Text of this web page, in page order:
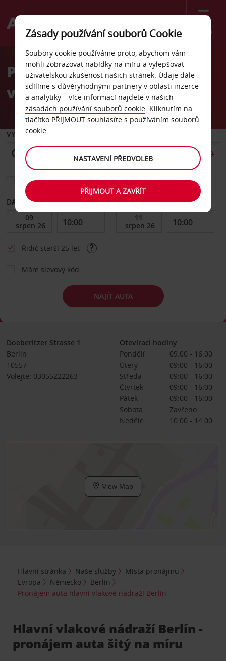
Menu
Welcome
AvisPronájem auta hlavní
vlakové nádraží Berlín
VYZVEDNOUT Z
Vyberte si jiné místo vrácení
DATUM OD DATUM DO
Řidič starší 25 let
Mám slevový kód
NAJÍT AUTA
Doeberitzer Strasse 1
Berlin
10557
Volejte: 03055222263
Otevírací hodiny
Pondělí
09:00 - 16:00
Úterý
09:00 - 16:00
Středa
09:00 - 16:00
Čtvrtek
09:00 - 16:00
Pátek
09:00 - 16:00
Sobota
Zavřeno
Neděle
10:00 - 14:00
View Map
Hlavní stránka Naše služby
Místa pronájmu
Evropa
Německo
Berlín
Pronájem auta hlavní vlakové nádraží Berlín
Hlavní vlakové nádraží Berlín -
pronájem auta šitý na míru
Zásady používání souborů Cookie
Soubory cookie používáme proto, abychom vám
mohli zobrazovat nabídky na míru a vylepšovat
uživatelskou zkušenost našich stránek. Údaje dále
sdílíme s důvěryhodnými partnery v oblasti inzerce
a analytiky – více informací najdete v našich
zásadách používání souborů cookie. Kliknutím na
tlačítko PŘIJMOUT souhlasíte s používáním souborů
cookie.
NASTAVENÍ PŘEDVOLEB
PŘIJMOUT A ZAVŘÍT